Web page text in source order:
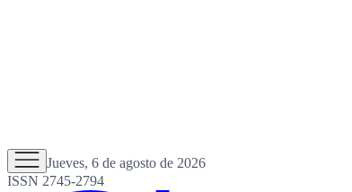
Jueves, 6 de agosto de 2026
ISSN 2745-2794